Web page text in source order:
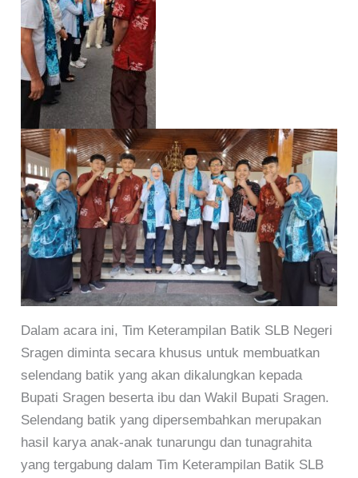
Dalam acara ini, Tim Keterampilan Batik SLB Negeri
Sragen diminta secara khusus untuk membuatkan
selendang batik yang akan dikalungkan kepada
Bupati Sragen beserta ibu dan Wakil Bupati Sragen.
Selendang batik yang dipersembahkan merupakan
hasil karya anak-anak tunarungu dan tunagrahita
yang tergabung dalam Tim Keterampilan Batik SLB